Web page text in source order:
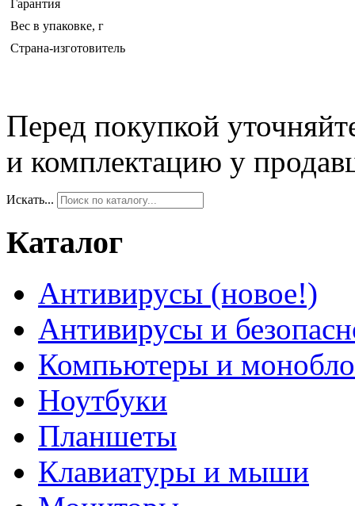
Гарантия
Вес в упаковке, г
Страна-изготовитель
Перед покупкой
и комплектацию у
Искать...
Каталог
Антивирусы (новое!)
Антивирусы и
Компьютеры и
Ноутбуки
Планшеты
Клавиатуры и мыши